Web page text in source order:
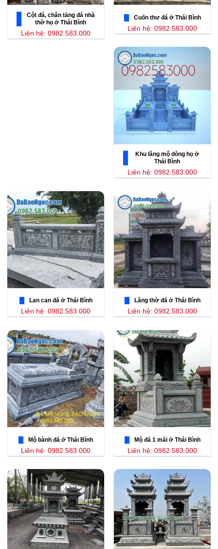
Cột đá, chân tảng đá nhà
thờ họ ở Thái Bình
Liên hệ: 0982.583.000
Cuốn thư đá ở Thái Bình
Liên hệ: 0982.583.000
Khu lăng mộ dòng họ ở
Thái Bình
Liên hệ: 0982.583.000
Lan can đá ở Thái Bình
Liên hệ: 0982.583.000
Lăng thờ đá ở Thái Bình
Liên hệ: 0982.583.000
Mộ bành đá ở Thái Bình
Liên hệ: 0982.583.000
Mộ đá 1 mái ở Thái Bình
Liên hệ: 0982.583.000